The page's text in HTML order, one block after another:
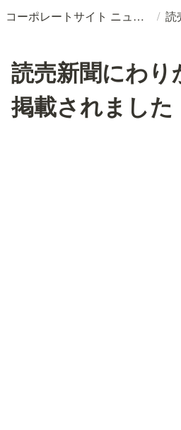
コーポレートサイト ニュースリリースDB /
読売新聞にわり
掲載されました